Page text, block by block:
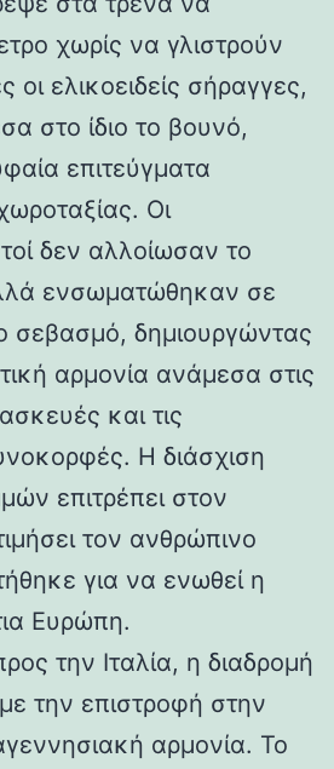
χωρίς να γλιστρούν
οι ελικοειδείς σήραγγες,
στο ίδιο το βουνό,
επιτεύγματα
Οι
δεν αλλοίωσαν το
ενσωματώθηκαν σε
σεβασμό, δημιουργώντας
αρμονία ανάμεσα στις
και τις
Η διάσχιση
επιτρέπει στον
τον ανθρώπινο
για να ενωθεί η
Ευρώπη.
την Ιταλία, η διαδρομή
την επιστροφή στην
αρμονία. Το